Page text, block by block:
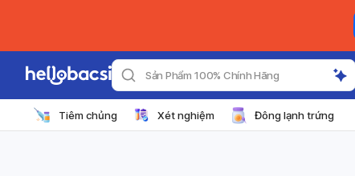
Sản Phẩm 100% Chính Hãng
Tiêm chủng Xét nghiệm Đông lạnh trứng